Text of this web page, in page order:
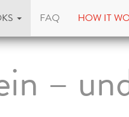
FAQ HOW IT
–